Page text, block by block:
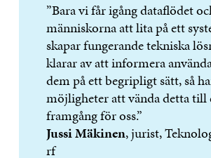
”Bara vi får igång dataflödet
människorna att lita på ett
skapar fungerande tekniska
klarar av att informera
dem på ett begripligt sätt, så
möjligheter att vända detta till
framgång för oss.”
Jussi Mäkinen, jurist,
rf